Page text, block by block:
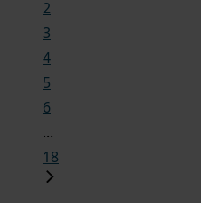
2
3
4
5
6
...
18